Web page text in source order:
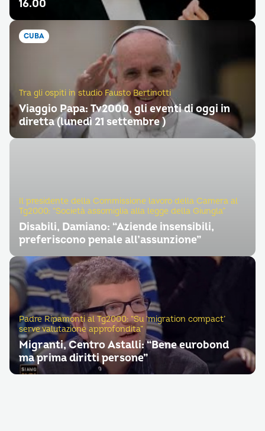
16.00
CUBA
Tra gli ospiti in studio Fausto Bertinotti
Viaggio Papa: Tv2000, gli eventi di oggi in
diretta (lunedì 21 settembre )
Il presidente della Commissione lavoro della Camera al
Tg2000: “Società assomiglia alla legge della Giungla”
Disabili, Damiano: “Aziende insensibili,
preferiscono penale all’assunzione”
Padre Ripamonti al Tg2000: “Su ‘migration compact’
serve valutazione approfondita”
Migranti, Centro Astalli: “Bene eurobond
ma prima diritti persone”